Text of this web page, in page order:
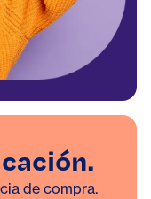
de compra.